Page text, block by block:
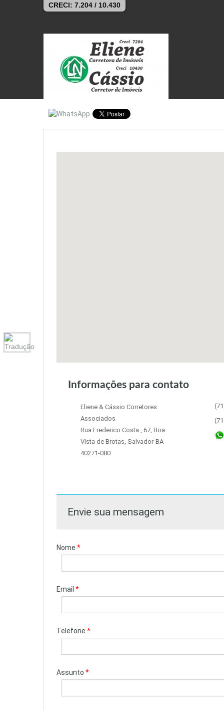
CRECI: 7.204 / 10.430
Informações para contato
Eliene & Cássio Corretores
Associados
Rua Frederico Costa , 67, Boa
Vista de Brotas, Salvador-BA
40271-080
Envie sua mensagem
Nome *
Email *
Telefone *
Assunto *